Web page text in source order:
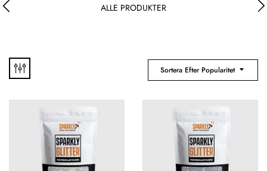
ALLE PRODUKTER
Sortera Efter Popularitet